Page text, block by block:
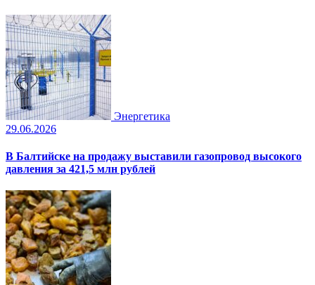
Энергетика
29.06.2026
В Балтийске на продажу выставили газопровод высокого
давления за 421,5 млн рублей